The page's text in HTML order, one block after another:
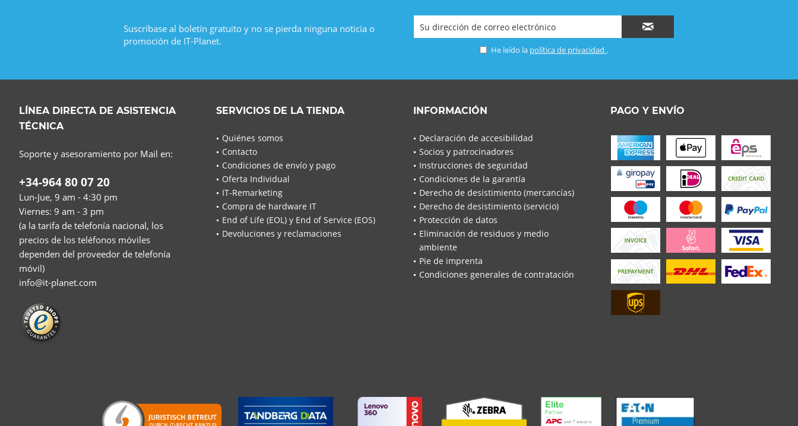
Suscríbase al boletín gratuito y no se pierda ninguna noticia o
promoción de IT-Planet.
He leído la política de privacidad .
LÍNEA DIRECTA DE ASISTENCIA
TÉCNICA
Soporte y asesoramiento por Mail en:
+34-964 80 07 20
Lun-Jue, 9 am - 4:30 pm
Viernes: 9 am - 3 pm
(a la tarifa de telefonía nacional, los
precios de los teléfonos móviles
dependen del proveedor de telefonía
móvil)
info@it-planet.com
SERVICIOS DE LA TIENDA
Quiénes somos
Contacto
Condiciones de envío y pago
Oferta Individual
IT-Remarketing
Compra de hardware IT
End of Life (EOL) y End of Service (EOS)
Devoluciones y reclamaciones
INFORMACIÓN
Declaración de accesibilidad
Socios y patrocinadores
Instrucciones de seguridad
Condiciones de la garantía
Derecho de desistimiento (mercancías)
Derecho de desistimiento (servicio)
Protección de datos
Eliminación de residuos y medio
ambiente
Pie de imprenta
Condiciones generales de contratación
PAGO Y ENVÍO